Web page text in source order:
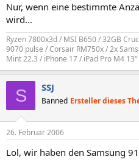
Nur, wenn eine bestimmte
wird...
Ryzen 7800x3d / MSI B650 / 32GB
9070 pulse / Corsair RM750x / 2x
Mint 22.3 / iPhone 17 / iPad Pro M4 13“
S SSJ
Banned Ersteller dieses
26. Februar 2006
Lol, wir haben den Samsung